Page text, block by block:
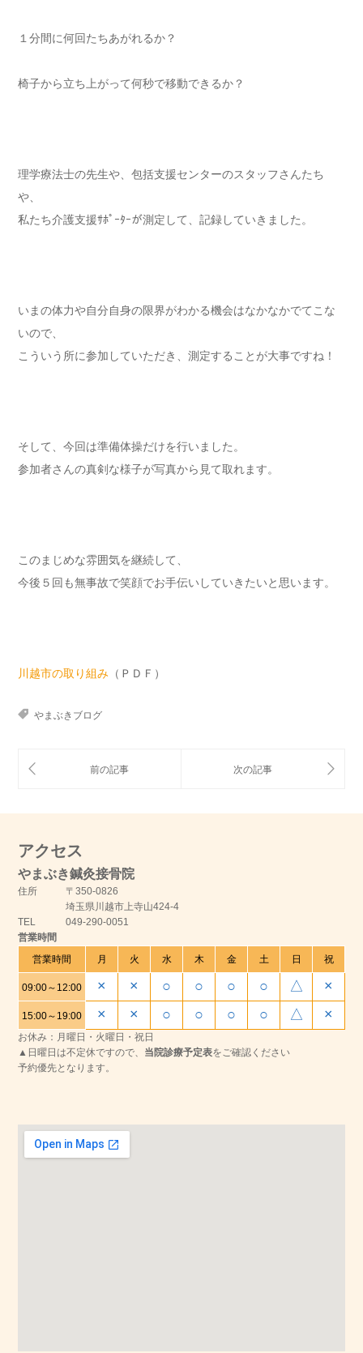
１分間に何回たちあがれるか？
椅子から立ち上がって何秒で移動できるか？
理学療法士の先生や、包括支援センターのスタッフさんたち
や、
私たち介護支援ｻﾎﾟｰﾀｰが測定して、記録していきました。
いまの体力や自分自身の限界がわかる機会はなかなかでてこな
いので、
こういう所に参加していただき、測定することが大事ですね！
そして、今回は準備体操だけを行いました。
参加者さんの真剣な様子が写真から見て取れます。
このまじめな雰囲気を継続して、
今後５回も無事故で笑顔でお手伝いしていきたいと思います。
川越市の取り組み （ＰＤＦ）
やまぶきブログ
アクセス
やまぶき鍼灸接骨院
住所
〒350-0826
埼玉県川越市上寺山424-4
TEL
049-290-0051
営業時間
営業時間
月 火 水 木 金 土 日 祝
09:00～12:00 × × ○ ○ ○ ○ △ ×
15:00～19:00 × × ○ ○ ○ ○ △ ×
お休み：月曜日・火曜日・祝日
▲日曜日は不定休ですので、 当院診療予定表をご確認ください
予約優先となります。